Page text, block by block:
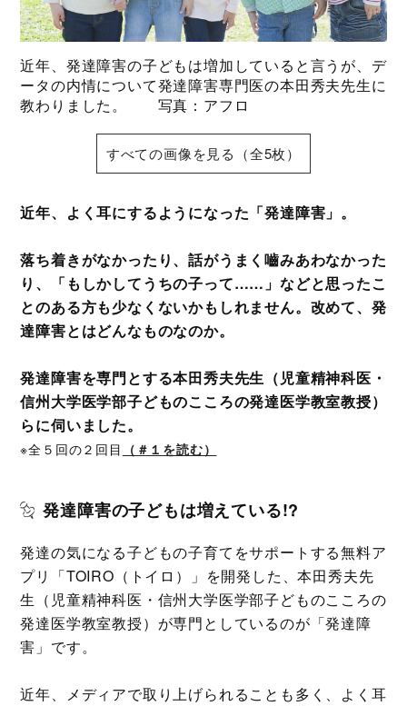
近年、発達障害の子どもは増加していると言うが、デ
ータの内情について発達障害専門医の本田秀夫先生に
教わりました。 写真：アフロ
すべての画像を見る（全5枚）
近年、よく耳にするようになった「発達障害」。
落ち着きがなかったり、話がうまく嚙みあわなかった
り、「もしかしてうちの子って……」などと思ったこ
とのある方も少なくないかもしれません。改めて、発
達障害とはどんなものなのか。
発達障害を専門とする本田秀夫先生（児童精神科医・
信州大学医学部子どものこころの発達医学教室教授）
らに伺いました。
※全５回の２回目 （＃１を読む）
発達障害の子どもは増えている!?
発達の気になる子どもの子育てをサポートする無料ア
プリ「TOIRO（トイロ）」を開発した、本田秀夫先
生（児童精神科医・信州大学医学部子どものこころの
発達医学教室教授）が専門としているのが「発達障
害」です。
近年、メディアで取り上げられることも多く、よく耳